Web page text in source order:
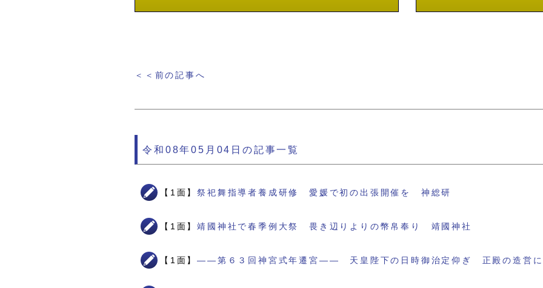
＜＜前の記事へ
令和08年05月04日の記事一覧
【1面】祭祀舞指導者養成研修 愛媛で初の出張開催を 神総研
【1面】靖國神社で春季例大祭 畏き辺りよりの幣帛奉り 靖國神社
【1面】――第６３回神宮式年遷宮―― 天皇陛下の日時御治定仰ぎ 正殿の造営に